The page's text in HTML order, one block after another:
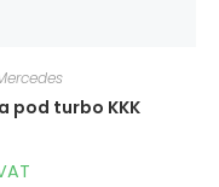
pod turbo KKK